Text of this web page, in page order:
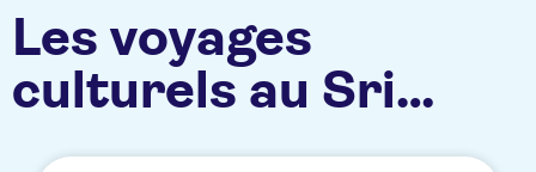
Les voyages
culturels au Sri
Lanka TUI